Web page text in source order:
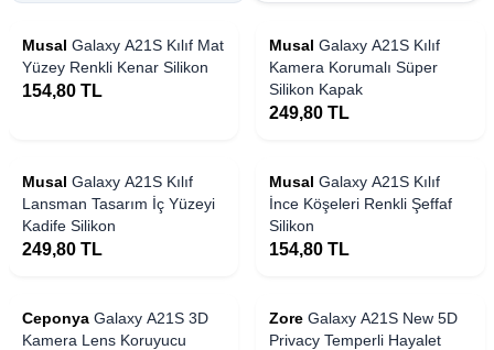
Musal Galaxy A21S Kılıf Mat
Yüzey Renkli Kenar Silikon
154,80 TL
Musal Galaxy A21S Kılıf
Kamera Korumalı Süper
Silikon Kapak
249,80 TL
Musal Galaxy A21S Kılıf
Lansman Tasarım İç Yüzeyi
Kadife Silikon
249,80 TL
Musal Galaxy A21S Kılıf
İnce Köşeleri Renkli Şeffaf
Silikon
154,80 TL
Ceponya Galaxy A21S 3D
Kamera Lens Koruyucu
Zore Galaxy A21S New 5D
Privacy Temperli Hayalet